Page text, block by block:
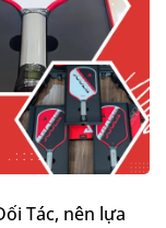
Tác, nên lựa